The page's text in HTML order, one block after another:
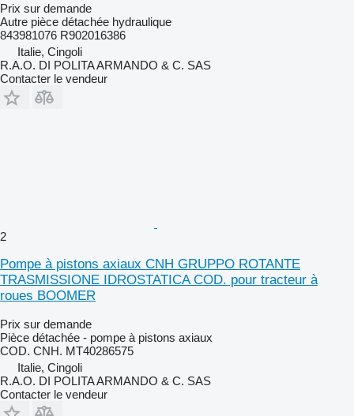
Prix sur demande
Autre pièce détachée hydraulique
843981076 R902016386
Italie, Cingoli
R.A.O. DI POLITA ARMANDO & C. SAS
Contacter le vendeur
2
Pompe à pistons axiaux CNH GRUPPO ROTANTE
TRASMISSIONE IDROSTATICA COD. pour tracteur à
roues BOOMER
Prix sur demande
Pièce détachée - pompe à pistons axiaux
COD. CNH. MT40286575
Italie, Cingoli
R.A.O. DI POLITA ARMANDO & C. SAS
Contacter le vendeur